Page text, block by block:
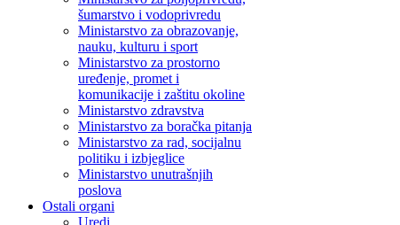
šumarstvo i vodoprivredu
Ministarstvo za obrazovanje,
nauku, kulturu i sport
Ministarstvo za prostorno
uređenje, promet i
komunikacije i zaštitu okoline
Ministarstvo zdravstva
Ministarstvo za boračka pitanja
Ministarstvo za rad, socijalnu
politiku i izbjeglice
Ministarstvo unutrašnjih
poslova
Ostali organi
Uredi